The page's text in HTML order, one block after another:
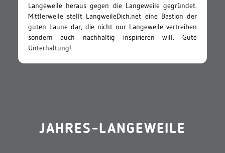
Langeweile heraus gegen die Langeweile gegründet.
Mittlerweile stellt LangweileDich.net eine Bastion der
guten Laune dar, die nicht nur Langeweile vertreiben
sondern auch nachhaltig inspirieren will. Gute
Unterhaltung!
JAHRES-LANGEWEILE